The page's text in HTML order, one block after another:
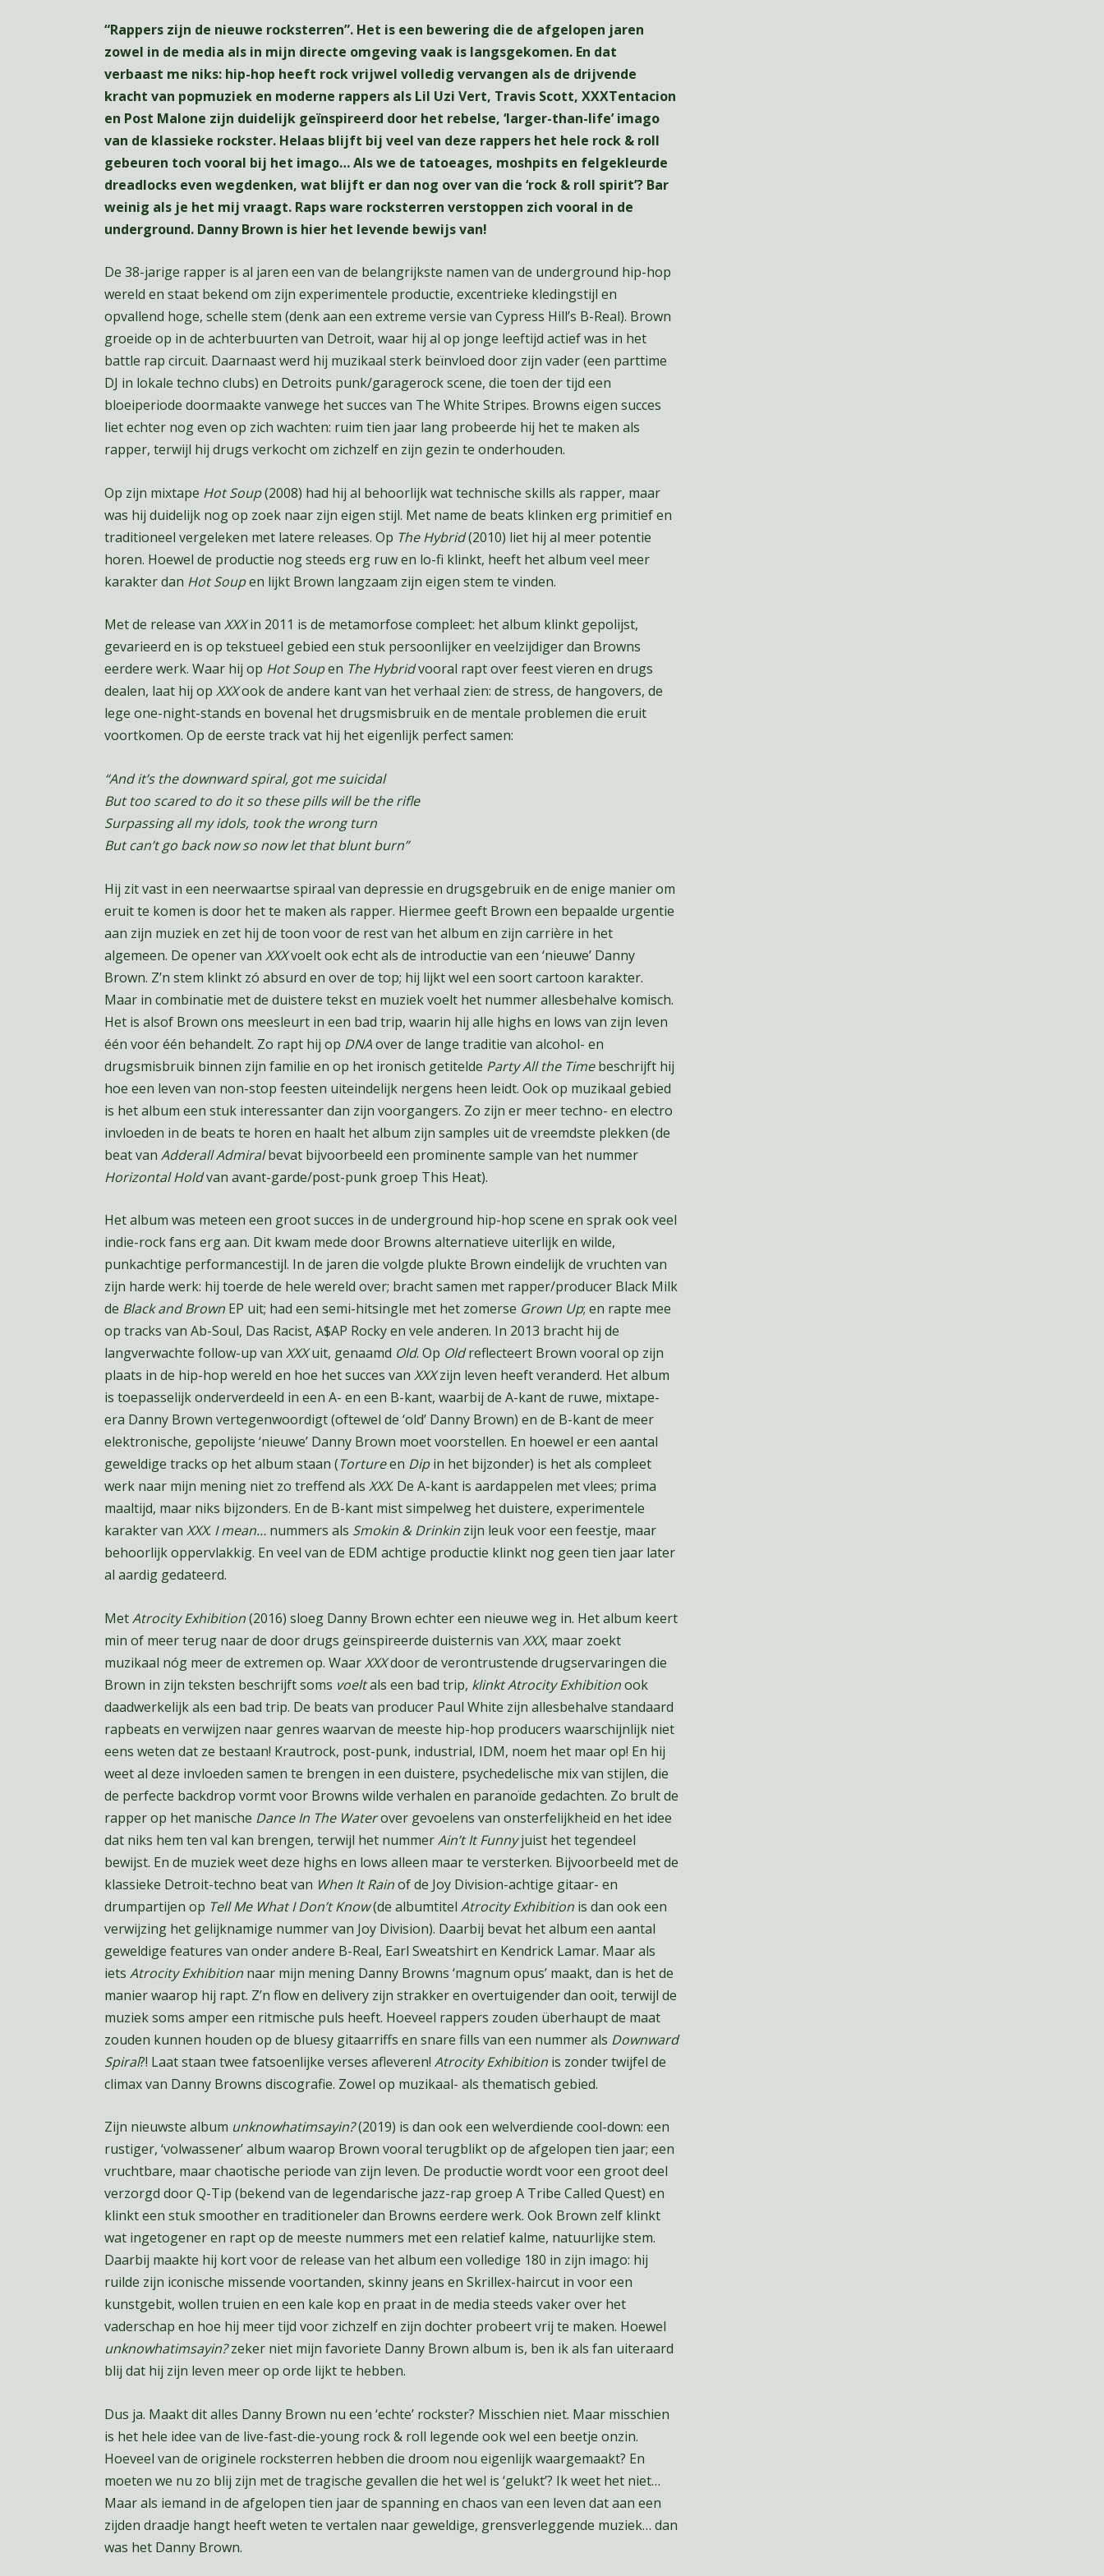
“Rappers zijn de nieuwe rocksterren”. Het is een bewering die de afgelopen jaren
zowel in de media als in mijn directe omgeving vaak is langsgekomen. En dat
verbaast me niks: hip-hop heeft rock vrijwel volledig vervangen als de drijvende
kracht van popmuziek en moderne rappers als Lil Uzi Vert, Travis Scott, XXXTentacion
en Post Malone zijn duidelijk geïnspireerd door het rebelse, ‘larger-than-life’ imago
van de klassieke rockster. Helaas blijft bij veel van deze rappers het hele rock & roll
gebeuren toch vooral bij het imago… Als we de tatoeages, moshpits en felgekleurde
dreadlocks even wegdenken, wat blijft er dan nog over van die ‘rock & roll spirit’? Bar
weinig als je het mij vraagt. Raps ware rocksterren verstoppen zich vooral in de
underground. Danny Brown is hier het levende bewijs van!
De 38-jarige rapper is al jaren een van de belangrijkste namen van de underground hip-hop
wereld en staat bekend om zijn experimentele productie, excentrieke kledingstijl en
opvallend hoge, schelle stem (denk aan een extreme versie van Cypress Hill’s B-Real). Brown
groeide op in de achterbuurten van Detroit, waar hij al op jonge leeftijd actief was in het
battle rap circuit. Daarnaast werd hij muzikaal sterk beïnvloed door zijn vader (een parttime
DJ in lokale techno clubs) en Detroits punk/garagerock scene, die toen der tijd een
bloeiperiode doormaakte vanwege het succes van The White Stripes. Browns eigen succes
liet echter nog even op zich wachten: ruim tien jaar lang probeerde hij het te maken als
rapper, terwijl hij drugs verkocht om zichzelf en zijn gezin te onderhouden.
Op zijn mixtape Hot Soup(2008) had hij al behoorlijk wat technische skills als rapper, maar
was hij duidelijk nog op zoek naar zijn eigen stijl. Met name de beats klinken erg primitief en
traditioneel vergeleken met latere releases. Op The Hybrid(2010) liet hij al meer potentie
horen. Hoewel de productie nog steeds erg ruw en lo-fi klinkt, heeft het album veel meer
karakter dan Hot Soupen lijkt Brown langzaam zijn eigen stem te vinden.
Met de release van XXXin 2011 is de metamorfose compleet: het album klinkt gepolijst,
gevarieerd en is op tekstueel gebied een stuk persoonlijker en veelzijdiger dan Browns
eerdere werk. Waar hij op Hot Soupen The Hybridvooral rapt over feest vieren en drugs
dealen, laat hij op XXXook de andere kant van het verhaal zien: de stress, de hangovers, de
lege one-night-stands en bovenal het drugsmisbruik en de mentale problemen die eruit
voortkomen. Op de eerste track vat hij het eigenlijk perfect samen:
“And it’s the downward spiral, got me suicidal
But too scared to do it so these pills will be the rifle
Surpassing all my idols, took the wrong turn
But can’t go back now so now let that blunt burn”
Hij zit vast in een neerwaartse spiraal van depressie en drugsgebruik en de enige manier om
eruit te komen is door het te maken als rapper. Hiermee geeft Brown een bepaalde urgentie
aan zijn muziek en zet hij de toon voor de rest van het album en zijn carrière in het
algemeen. De opener van XXXvoelt ook echt als de introductie van een ‘nieuwe’ Danny
Brown. Z’n stem klinkt zó absurd en over de top; hij lijkt wel een soort cartoon karakter.
Maar in combinatie met de duistere tekst en muziek voelt het nummer allesbehalve komisch.
Het is alsof Brown ons meesleurt in een bad trip, waarin hij alle highs en lows van zijn leven
één voor één behandelt. Zo rapt hij op DNAover de lange traditie van alcohol- en
drugsmisbruik binnen zijn familie en op het ironisch getitelde Party All the Timebeschrijft hij
hoe een leven van non-stop feesten uiteindelijk nergens heen leidt. Ook op muzikaal gebied
is het album een stuk interessanter dan zijn voorgangers. Zo zijn er meer techno- en electro
invloeden in de beats te horen en haalt het album zijn samples uit de vreemdste plekken (de
beat van Adderall Admiralbevat bijvoorbeeld een prominente sample van het nummer
Horizontal Holdvan avant-garde/post-punk groep This Heat).
Het album was meteen een groot succes in de underground hip-hop scene en sprak ook veel
indie-rock fans erg aan. Dit kwam mede door Browns alternatieve uiterlijk en wilde,
punkachtige performancestijl. In de jaren die volgde plukte Brown eindelijk de vruchten van
zijn harde werk: hij toerde de hele wereld over; bracht samen met rapper/producer Black Milk
de Black and BrownEP uit; had een semi-hitsingle met het zomerse Grown Up; en rapte mee
op tracks van Ab-Soul, Das Racist, A$AP Rocky en vele anderen. In 2013 bracht hij de
langverwachte follow-up van XXXuit, genaamd Old. Op Oldreflecteert Brown vooral op zijn
plaats in de hip-hop wereld en hoe het succes van XXXzijn leven heeft veranderd. Het album
is toepasselijk onderverdeeld in een A- en een B-kant, waarbij de A-kant de ruwe, mixtape-
era Danny Brown vertegenwoordigt (oftewel de ‘old’ Danny Brown) en de B-kant de meer
elektronische, gepolijste ‘nieuwe’ Danny Brown moet voorstellen. En hoewel er een aantal
geweldige tracks op het album staan (Tortureen Dipin het bijzonder) is het als compleet
werk naar mijn mening niet zo treffend als XXX. De A-kant is aardappelen met vlees; prima
maaltijd, maar niks bijzonders. En de B-kant mist simpelweg het duistere, experimentele
karakter van XXX. I mean…nummers als Smokin & Drinkinzijn leuk voor een feestje, maar
behoorlijk oppervlakkig. En veel van de EDM achtige productie klinkt nog geen tien jaar later
al aardig gedateerd.
MetAtrocity Exhibition(2016) sloeg Danny Brown echter een nieuwe weg in. Het album keert
min of meer terug naar de door drugs geïnspireerde duisternis van XXX, maar zoekt
muzikaal nóg meer de extremen op. WaarXXXdoor de verontrustende drugservaringen die
Brown in zijn teksten beschrijft soms voeltals een bad trip, klinktAtrocity Exhibitionook
daadwerkelijk als een bad trip. De beats van producer Paul White zijn allesbehalve standaard
rapbeats en verwijzen naar genres waarvan de meeste hip-hop producers waarschijnlijk niet
eens weten dat ze bestaan! Krautrock, post-punk, industrial, IDM, noem het maar op! En hij
weet al deze invloeden samen te brengen in een duistere, psychedelische mix van stijlen, die
de perfecte backdrop vormt voor Browns wilde verhalen en paranoïde gedachten. Zo brult de
rapper op het manische Dance In The Waterover gevoelens van onsterfelijkheid en het idee
dat niks hem ten val kan brengen, terwijl het nummerAin’t It Funnyjuist het tegendeel
bewijst. En de muziek weet deze highs en lows alleen maar te versterken. Bijvoorbeeld met de
klassieke Detroit-techno beat van When It Rainof de Joy Division-achtige gitaar- en
drumpartijen op Tell Me What I Don’t Know(de albumtitel Atrocity Exhibitionis dan ook een
verwijzing het gelijknamige nummer van Joy Division). Daarbij bevat het album een aantal
geweldige features van onder andere B-Real, Earl Sweatshirt en Kendrick Lamar. Maar als
iets Atrocity Exhibitionnaar mijn mening Danny Browns ‘magnum opus’ maakt, dan is het de
manier waarop hij rapt. Z’n flow en delivery zijn strakker en overtuigender dan ooit, terwijl de
muziek soms amper een ritmische puls heeft. Hoeveel rappers zouden überhaupt de maat
zouden kunnen houden op de bluesy gitaarriffs en snare fills van een nummer als Downward
Spiral?! Laat staan twee fatsoenlijke verses afleveren! Atrocity Exhibitionis zonder twijfel de
climax van Danny Browns discografie. Zowel op muzikaal- als thematisch gebied.
Zijn nieuwste album unknowhatimsayin?(2019) is dan ook een welverdiende cool-down: een
rustiger, ‘volwassener’ album waarop Brown vooral terugblikt op de afgelopen tien jaar; een
vruchtbare, maar chaotische periode van zijn leven. De productie wordt voor een groot deel
verzorgd door Q-Tip (bekend van de legendarische jazz-rap groep A Tribe Called Quest) en
klinkt een stuk smoother en traditioneler dan Browns eerdere werk. Ook Brown zelf klinkt
wat ingetogener en rapt op de meeste nummers met een relatief kalme, natuurlijke stem.
Daarbij maakte hij kort voor de release van het album een volledige 180 in zijn imago: hij
ruilde zijn iconische missende voortanden, skinny jeans en Skrillex-haircut in voor een
kunstgebit, wollen truien en een kale kop en praat in de media steeds vaker over het
vaderschap en hoe hij meer tijd voor zichzelf en zijn dochter probeert vrij te maken. Hoewel
unknowhatimsayin?zeker niet mijn favoriete Danny Brown album is, ben ik als fan uiteraard
blij dat hij zijn leven meer op orde lijkt te hebben.
Dus ja. Maakt dit alles Danny Brown nu een ‘echte’ rockster? Misschien niet. Maar misschien
is het hele idee van de live-fast-die-young rock & roll legende ook wel een beetje onzin.
Hoeveel van de originele rocksterren hebben die droom nou eigenlijk waargemaakt? En
moeten we nu zo blij zijn met de tragische gevallen die het wel is ‘gelukt’? Ik weet het niet…
Maar als iemand in de afgelopen tien jaar de spanning en chaos van een leven dat aan een
zijden draadje hangt heeft weten te vertalen naar geweldige, grensverleggende muziek… dan
was het Danny Brown.